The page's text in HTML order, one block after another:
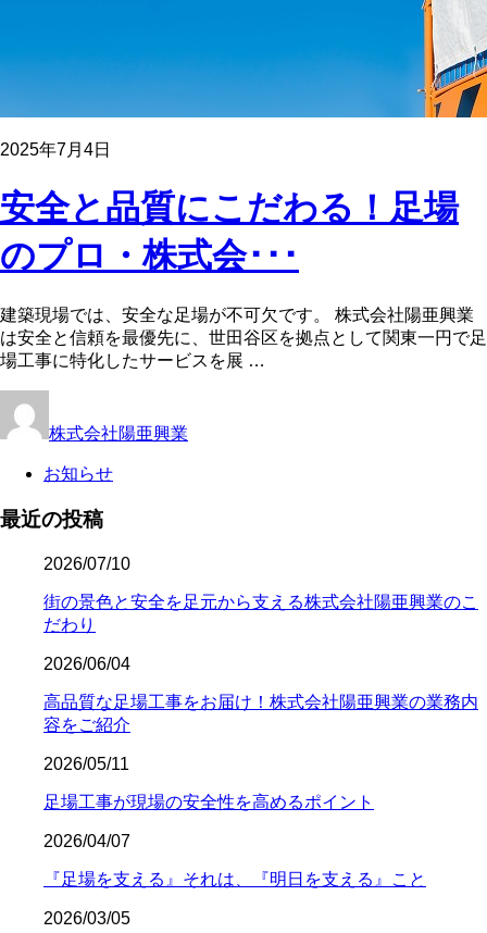
2025年7月4日
安全と品質にこだわる！足場
のプロ・株式会･･･
建築現場では、安全な足場が不可欠です。 株式会社陽亜興業
は安全と信頼を最優先に、世田谷区を拠点として関東一円で足
場工事に特化したサービスを展 …
株式会社陽亜興業
お知らせ
最近の投稿
2026/07/10
街の景色と安全を足元から支える株式会社陽亜興業のこ
だわり
2026/06/04
高品質な足場工事をお届け！株式会社陽亜興業の業務内
容をご紹介
2026/05/11
足場工事が現場の安全性を高めるポイント
2026/04/07
『足場を支える』それは、『明日を支える』こと
2026/03/05